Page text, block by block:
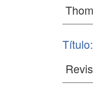
Título: